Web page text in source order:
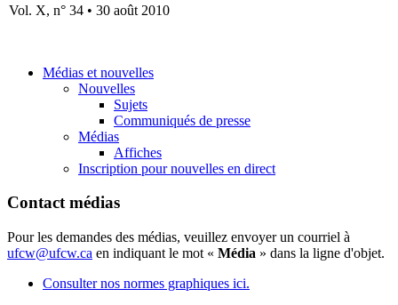
Vol. X, n° 34 • 30 août 2010
Médias et nouvelles
Nouvelles
Sujets
Communiqués de presse
Médias
Affiches
Inscription pour nouvelles en direct
Contact médias
Pour les demandes des médias, veuillez envoyer un courriel à
ufcw@ufcw.ca en indiquant le mot « Média » dans la ligne d'objet.
Consulter nos normes graphiques ici.